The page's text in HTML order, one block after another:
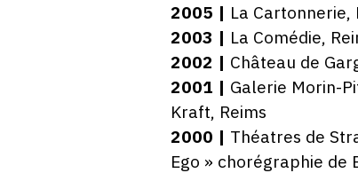
2005 | La Cartonnerie,
2003 | La Comédie,
2002 | Château de
2001 | Galerie Morin-
Kraft, Reims
2000 | Théatres de
Ego » chorégraphie de